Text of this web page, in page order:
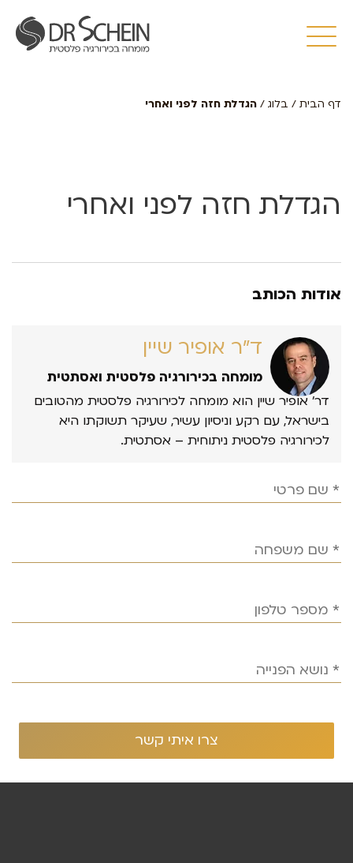
דף הבית / בלוג / הגדלת חזה לפני ואחרי
הגדלת חזה לפני ואחרי
אודות הכותב
ד״ר אופיר שיין
מומחה בכירורגיה פלסטית ואסתטית
דר’ אופיר שיין הוא מומחה לכירורגיה פלסטית מהטובים
בישראל, עם רקע וניסיון עשיר, שעיקר תשוקתו היא
לכירורגיה פלסטית ניתוחית – אסתטית.